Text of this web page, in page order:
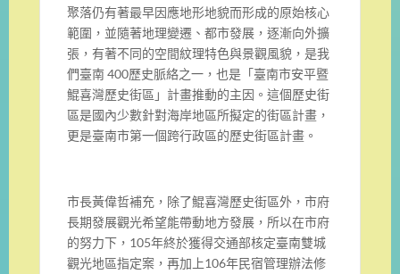
聚落仍有著最早因應地形地貌而形成的原始核心
範圍，並隨著地理變遷、都市發展，逐漸向外擴
張，有著不同的空間紋理特色與景觀風貌，是我
們臺南 400歷史脈絡之一，也是「臺南市安平暨
鯤喜灣歷史街區」計畫推動的主因。這個歷史街
區是國內少數針對海岸地區所擬定的街區計畫，
更是臺南市第一個跨行政區的歷史街區計畫。
市長黃偉哲補充，除了鯤喜灣歷史街區外，市府
長期發展觀光希望能帶動地方發展，所以在市府
的努力下，105年終於獲得交通部核定臺南雙城
觀光地區指定案，再加上106年民宿管理辦法修